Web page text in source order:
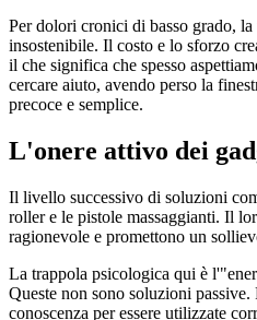
Per dolori cronici di basso grado, la
insostenibile. Il costo e lo sforzo
il che significa che spesso
cercare aiuto, avendo perso la
precoce e semplice.
L'onere attivo dei
Il livello successivo di soluzioni
roller e le pistole massaggianti. Il
ragionevole e promettono un
La trappola psicologica qui è
Queste non sono soluzioni
conoscenza per essere utilizzate